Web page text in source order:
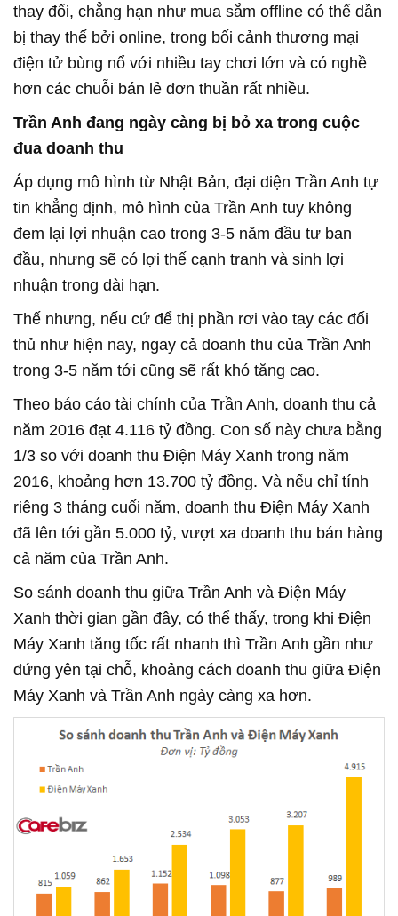
thay đổi, chẳng hạn như mua sắm offline có thể dần
bị thay thế bởi online, trong bối cảnh thương mại
điện tử bùng nổ với nhiều tay chơi lớn và có nghề
hơn các chuỗi bán lẻ đơn thuần rất nhiều.
Trần Anh đang ngày càng bị bỏ xa trong cuộc
đua doanh thu
Áp dụng mô hình từ Nhật Bản, đại diện Trần Anh tự
tin khẳng định, mô hình của Trần Anh tuy không
đem lại lợi nhuận cao trong 3-5 năm đầu tư ban
đầu, nhưng sẽ có lợi thế cạnh tranh và sinh lợi
nhuận trong dài hạn.
Thế nhưng, nếu cứ để thị phần rơi vào tay các đối
thủ như hiện nay, ngay cả doanh thu của Trần Anh
trong 3-5 năm tới cũng sẽ rất khó tăng cao.
Theo báo cáo tài chính của Trần Anh, doanh thu cả
năm 2016 đạt 4.116 tỷ đồng. Con số này chưa bằng
1/3 so với doanh thu Điện Máy Xanh trong năm
2016, khoảng hơn 13.700 tỷ đồng. Và nếu chỉ tính
riêng 3 tháng cuối năm, doanh thu Điện Máy Xanh
đã lên tới gần 5.000 tỷ, vượt xa doanh thu bán hàng
cả năm của Trần Anh.
So sánh doanh thu giữa Trần Anh và Điện Máy
Xanh thời gian gần đây, có thể thấy, trong khi Điện
Máy Xanh tăng tốc rất nhanh thì Trần Anh gần như
đứng yên tại chỗ, khoảng cách doanh thu giữa Điện
Máy Xanh và Trần Anh ngày càng xa hơn.